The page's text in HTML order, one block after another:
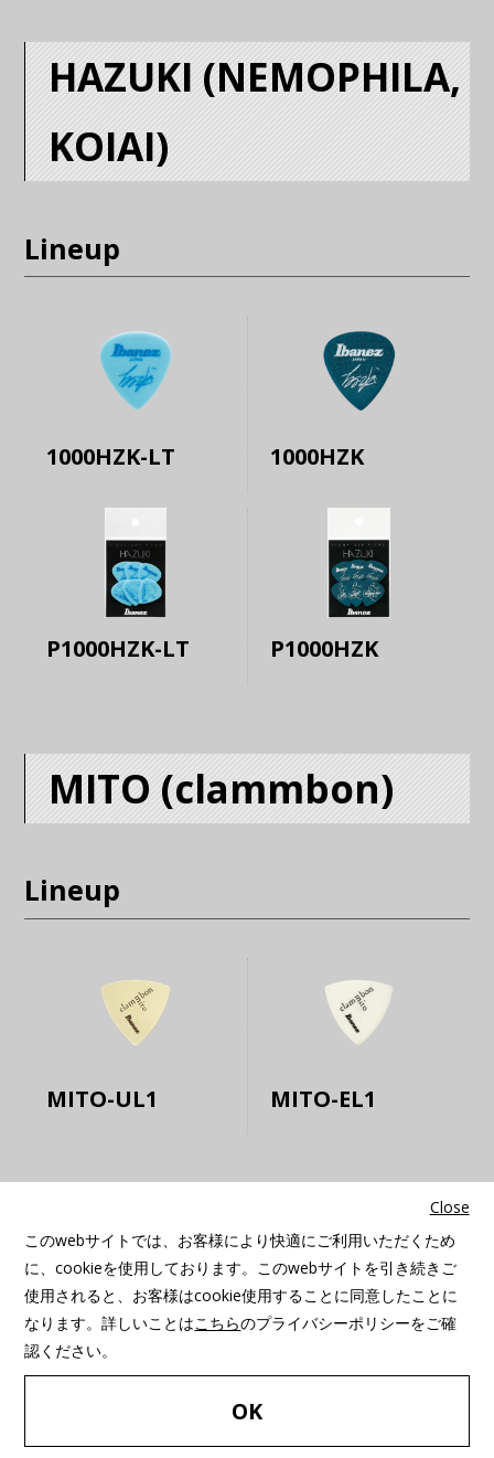
HAZUKI (NEMOPHILA,
KOIAI)
Lineup
1000HZK-LT 1000HZK
P1000HZK-LT P1000HZK
MITO (clammbon)
Lineup
MITO-UL1 MITO-EL1
Ichika Nito
Lineup
Close
このwebサイトでは、お客様により快適にご利用いただくため
に、cookieを使用しております。このwebサイトを引き続きご
使用されると、お客様はcookie使用することに同意したことに
なります。詳しいことはこちらのプライバシーポリシーをご確
認ください。
OK